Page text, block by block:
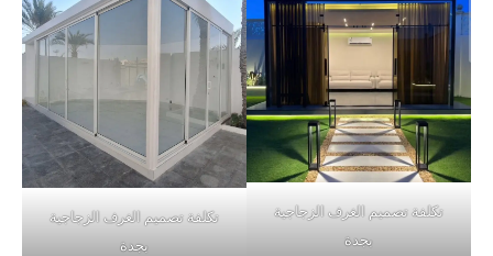
تكلفة تصميم الغرف الزجاجية
بجدة
تكلفة تصميم الغرف الزجاجية
بجدة